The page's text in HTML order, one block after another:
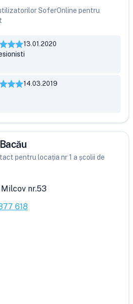
SoferOnline pentru
13.01.2020
14.03.2019
pentru locația nr 1 a școlii de
nr.53
618